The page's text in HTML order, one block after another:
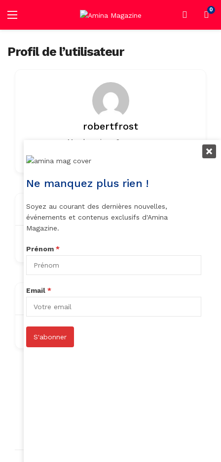
0
Profil de l’utilisateur
robertfrost
Member since 2 years ago
Contact Info
bifopi2793@ikowat.com
About
Ne manquez plus rien !
Soyez au courant des dernières nouvelles,
événements et contenus exclusifs d'Amina
Magazine.
Prénom *
Email *
S'abonner